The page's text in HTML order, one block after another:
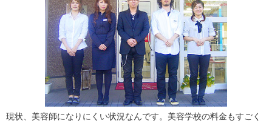
現状、美容師になりにくい状況なんです。美容学校の料金もすごく